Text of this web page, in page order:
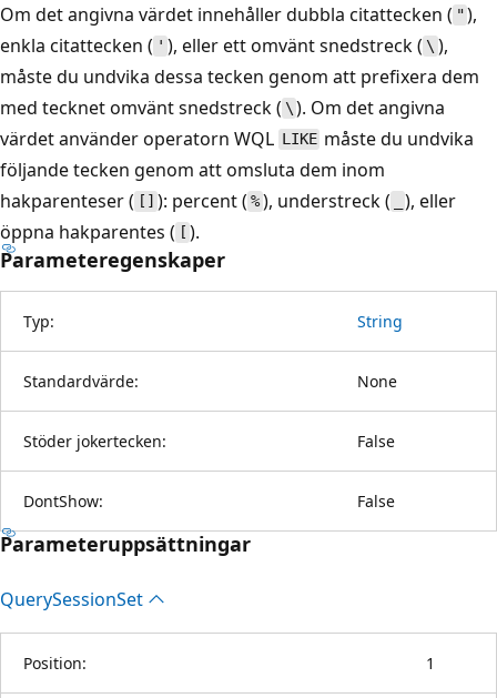
Om det angivna värdet innehåller dubbla citattecken ( " ),
enkla citattecken ( ' ), eller ett omvänt snedstreck ( \ ),
måste du undvika dessa tecken genom att prefixera dem
med tecknet omvänt snedstreck ( \ ). Om det angivna
värdet använder operatorn WQL LIKE måste du undvika
följande tecken genom att omsluta dem inom
hakparenteser (
): percent (%), understreck (
), eller
öppna hakparentes (
).
Parameteregenskaper
Typ: String
Standardvärde: None
Stöder jokertecken: False
DontShow: False
Parameteruppsättningar
QuerySessionSet
Position: 1